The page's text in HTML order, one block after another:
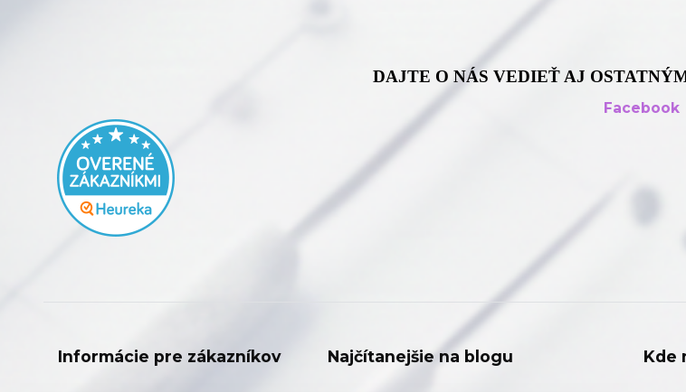
DAJTE O NÁS VEDIEŤ AJ
Facebook
Informácie pre zákazníkov Najčítanejšie na blogu Kde